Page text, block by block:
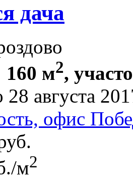
дача
м2,
28 августа
офис
м2